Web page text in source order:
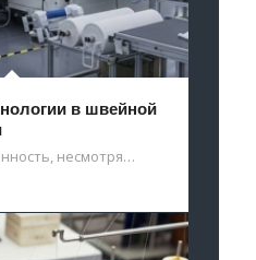
в швейной
несмотря…